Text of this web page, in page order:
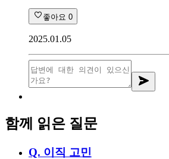
좋아요 0
2025.01.05
함께 읽은 질문
Q. 이직 고민